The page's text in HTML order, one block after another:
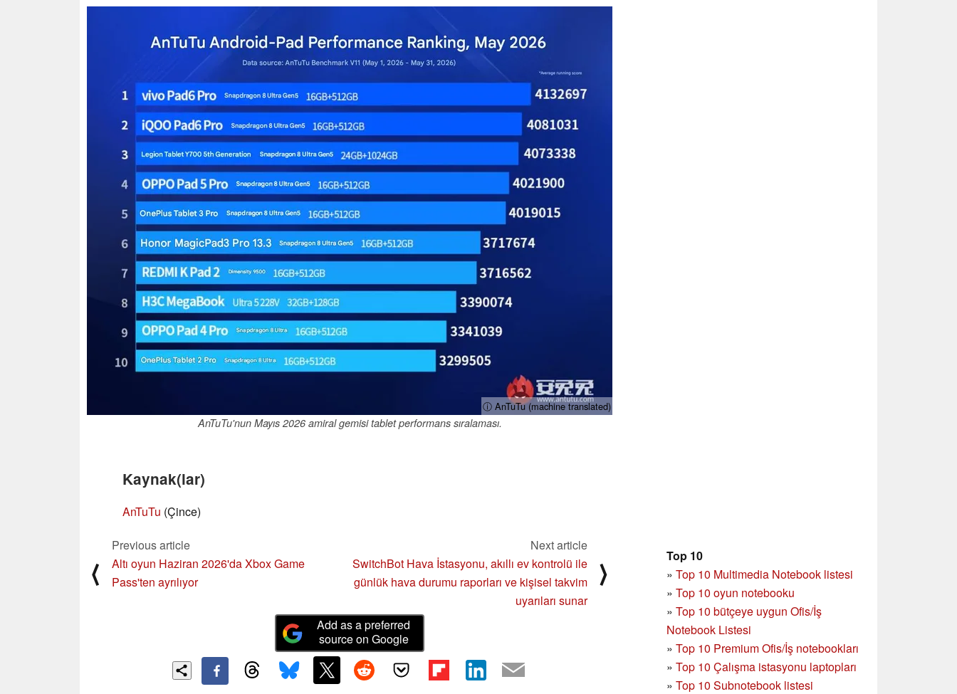
ⓘ AnTuTu (machine translated)
AnTuTu'nun Mayıs 2026 amiral gemisi tablet performans sıralaması.
Kaynak(lar)
AnTuTu (Çince)
Top 10
» Top 10 Multimedia Notebook listesi
» Top 10 oyun notebooku
» Top 10 bütçeye uygun Ofis/İş
Notebook Listesi
» Top 10 Premium Ofis/İş notebookları
» Top 10 Çalışma istasyonu laptopları
» Top 10 Subnotebook listesi
⟨
Previous article
Altı oyun Haziran 2026'da Xbox Game
Pass'ten ayrılıyor
Next article
SwitchBot Hava İstasyonu, akıllı ev kontrolü ile
günlük hava durumu raporları ve kişisel takvim
uyarıları sunar
⟩
Add as a preferred
source on Google